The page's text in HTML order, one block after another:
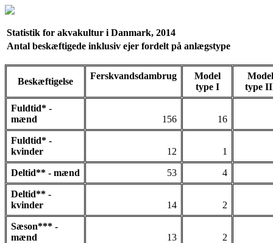
Statistik for akvakultur i Danmark, 2014
Antal beskæftigede inklusiv ejer fordelt på anlægstype
Beskæftigelse
Ferskvandsdambrug
Model
type I
Model
type
Fuldtid* -
mænd
156 16
Fuldtid* -
kvinder
12 1
Deltid** - mænd 53 4
Deltid** -
kvinder
14 2
Sæson*** -
mænd
13 2